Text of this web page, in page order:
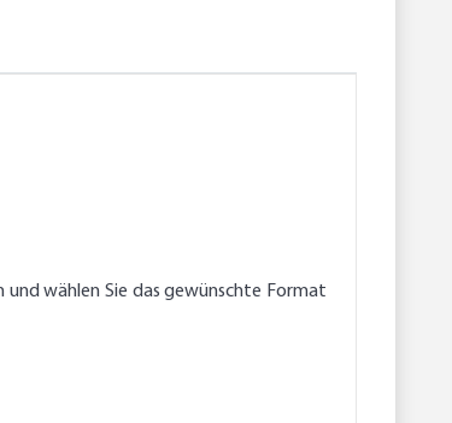
und wählen Sie das gewünschte Format